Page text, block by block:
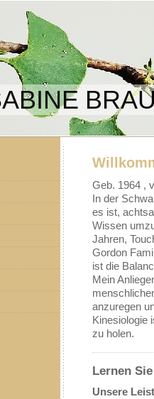
Geb. 1964 ,
In der
es ist,
Wissen
Jahren,
Gordon
ist die
Mein
anzuregen
Kinesiologie
zu holen.
Lernen
Unsere